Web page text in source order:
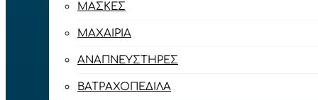
ΜΆΣΚΕΣ
ΜΑΧΑΊΡΙΑ
ΑΝΑΠΝΕΥΣΤΉΡΕΣ
ΒΑΤΡΑΧΟΠΈΔΙΛΑ